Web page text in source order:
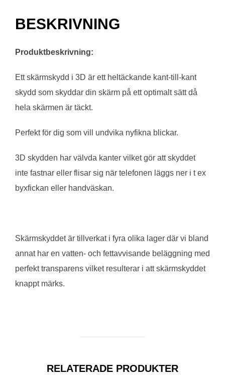
BESKRIVNING
Produktbeskrivning:
Ett skärmskydd i 3D är ett heltäckande kant-till-kant
skydd som skyddar din skärm på ett optimalt sätt då
hela skärmen är täckt.
Perfekt för dig som vill undvika nyfikna blickar.
3D skydden har välvda kanter vilket gör att skyddet
inte fastnar eller flisar sig när telefonen läggs ner i t ex
byxfickan eller handväskan.
Skärmskyddet är tillverkat i fyra olika lager där vi bland
annat har en vatten- och fettavvisande beläggning med
perfekt transparens vilket resulterar i att skärmskyddet
knappt märks.
RELATERADE PRODUKTER